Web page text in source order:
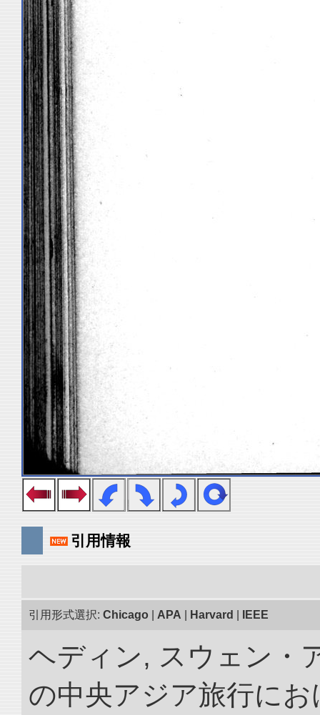
引用情報
引用形式選択: Chicago APA Harvard IEEE
ヘディン, スウェン・
の中央アジア旅行にお